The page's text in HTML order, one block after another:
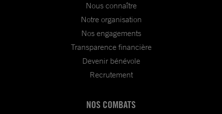
Nous connaître
Notre organisation
Nos engagements
Transparence financière
Devenir bénévole
Recrutement
NOS COMBATS